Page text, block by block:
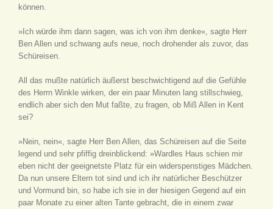
können.
»Ich würde ihm dann sagen, was ich von ihm denke«, sagte Herr
Ben Allen und schwang aufs neue, noch drohender als zuvor, das
Schüreisen.
All das mußte natürlich äußerst beschwichtigend auf die Gefühle
des Herrn Winkle wirken, der ein paar Minuten lang stillschwieg,
endlich aber sich den Mut faßte, zu fragen, ob Miß Allen in Kent
sei?
»Nein, nein«, sagte Herr Ben Allen, das Schüreisen auf die Seite
legend und sehr pfiffig dreinblickend: »Wardles Haus schien mir
eben nicht der geeignetste Platz für ein widerspenstiges Mädchen.
Da nun unsere Eltern tot sind und ich ihr natürlicher Beschützer
und Vormund bin, so habe ich sie in der hiesigen Gegend auf ein
paar Monate zu einer alten Tante gebracht, die in einem zwar